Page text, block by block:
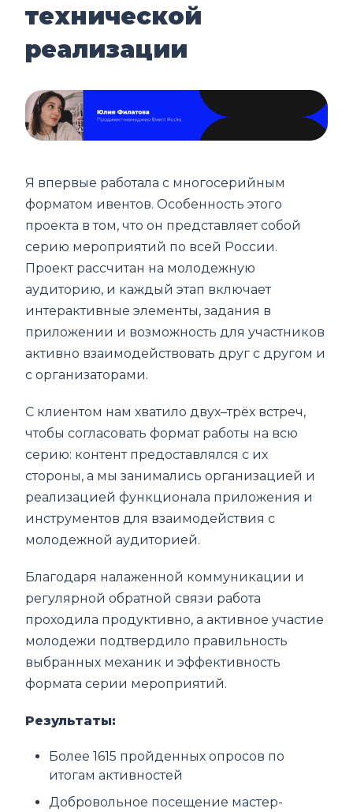
технической
реализации
Я впервые работала с многосерийным
форматом ивентов. Особенность этого
проекта в том, что он представляет собой
серию мероприятий по всей России.
Проект рассчитан на молодежную
аудиторию, и каждый этап включает
интерактивные элементы, задания в
приложении и возможность для участников
активно взаимодействовать друг с другом и
с организаторами.
С клиентом нам хватило двух–трёх встреч,
чтобы согласовать формат работы на всю
серию: контент предоставлялся с их
стороны, а мы занимались организацией и
реализацией функционала приложения и
инструментов для взаимодействия с
молодежной аудиторией.
Благодаря налаженной коммуникации и
регулярной обратной связи работа
проходила продуктивно, а активное участие
молодежи подтвердило правильность
выбранных механик и эффективность
формата серии мероприятий.
Результаты:
Более 1615 пройденных опросов по
итогам активностей
Добровольное посещение мастер-